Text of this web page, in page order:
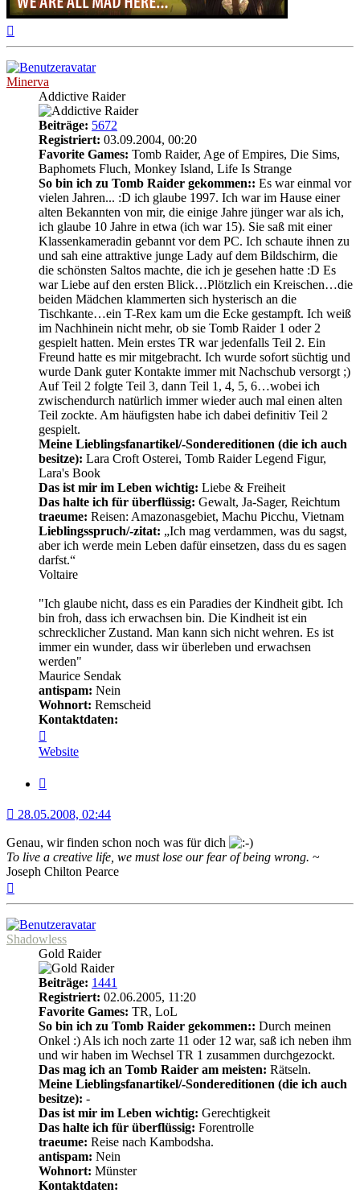
Minerva
Addictive Raider
Beiträge: 5672
Registriert: 03.09.2004, 00:20
Favorite Games: Tomb Raider, Age of Empires, Die Sims,
Baphomets Fluch, Monkey Island, Life Is Strange
So bin ich zu Tomb Raider gekommen:: Es war einmal vor
vielen Jahren... :D ich glaube 1997. Ich war im Hause einer
alten Bekannten von mir, die einige Jahre jünger war als ich,
ich glaube 10 Jahre in etwa (ich war 15). Sie saß mit einer
Klassenkameradin gebannt vor dem PC. Ich schaute ihnen zu
und sah eine attraktive junge Lady auf dem Bildschirm, die
die schönsten Saltos machte, die ich je gesehen hatte :D Es
war Liebe auf den ersten Blick…Plötzlich ein Kreischen…die
beiden Mädchen klammerten sich hysterisch an die
Tischkante…ein T-Rex kam um die Ecke gestampft. Ich weiß
im Nachhinein nicht mehr, ob sie Tomb Raider 1 oder 2
gespielt hatten. Mein erstes TR war jedenfalls Teil 2. Ein
Freund hatte es mir mitgebracht. Ich wurde sofort süchtig und
wurde Dank guter Kontakte immer mit Nachschub versorgt ;)
Auf Teil 2 folgte Teil 3, dann Teil 1, 4, 5, 6…wobei ich
zwischendurch natürlich immer wieder auch mal einen alten
Teil zockte. Am häufigsten habe ich dabei definitiv Teil 2
gespielt.
Meine Lieblingsfanartikel/-Sondereditionen (die ich auch
besitze): Lara Croft Osterei, Tomb Raider Legend Figur,
Lara's Book
Das ist mir im Leben wichtig: Liebe & Freiheit
Das halte ich für überflüssig: Gewalt, Ja-Sager, Reichtum
traeume: Reisen: Amazonasgebiet, Machu Picchu, Vietnam
Lieblingsspruch/-zitat: „Ich mag verdammen, was du sagst,
aber ich werde mein Leben dafür einsetzen, dass du es sagen
darfst.“
Voltaire
"Ich glaube nicht, dass es ein Paradies der Kindheit gibt. Ich
bin froh, dass ich erwachsen bin. Die Kindheit ist ein
schrecklicher Zustand. Man kann sich nicht wehren. Es ist
immer ein wunder, dass wir überleben und erwachsen
werden"
Maurice Sendak
antispam: Nein
Wohnort: Remscheid
Kontaktdaten:
von
Minerva
Website
28.05.2008, 02:44
Genau, wir finden schon noch was für dich
To live a creative life, we must lose our fear of being wrong. ~
Joseph Chilton Pearce
Shadowless
Gold Raider
Beiträge: 1441
Registriert: 02.06.2005, 11:20
Favorite Games: TR, LoL
So bin ich zu Tomb Raider gekommen:: Durch meinen
Onkel :) Als ich noch zarte 11 oder 12 war, saß ich neben ihm
und wir haben im Wechsel TR 1 zusammen durchgezockt.
Das mag ich an Tomb Raider am meisten: Rätseln.
Meine Lieblingsfanartikel/-Sondereditionen (die ich auch
besitze): -
Das ist mir im Leben wichtig: Gerechtigkeit
Das halte ich für überflüssig: Forentrolle
traeume: Reise nach Kambodsha.
antispam: Nein
Wohnort: Münster
Kontaktdaten: